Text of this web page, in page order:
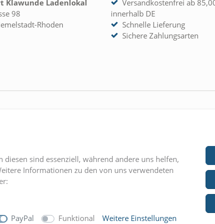
Klawunde Ladenlokal
98
Rhoden
Versandkostenfrei ab
innerhalb DE
Schnelle Lieferung
Sichere Zahlungsarten
» AGB
» Impressum
© Copyright 2026 Reitsport Klawunde. Alle Rechte vorbehalten.
sind essenziell, während andere uns helfen,
Informationen zu den von uns verwendeten
PayPal Funktional Weitere Einstellungen